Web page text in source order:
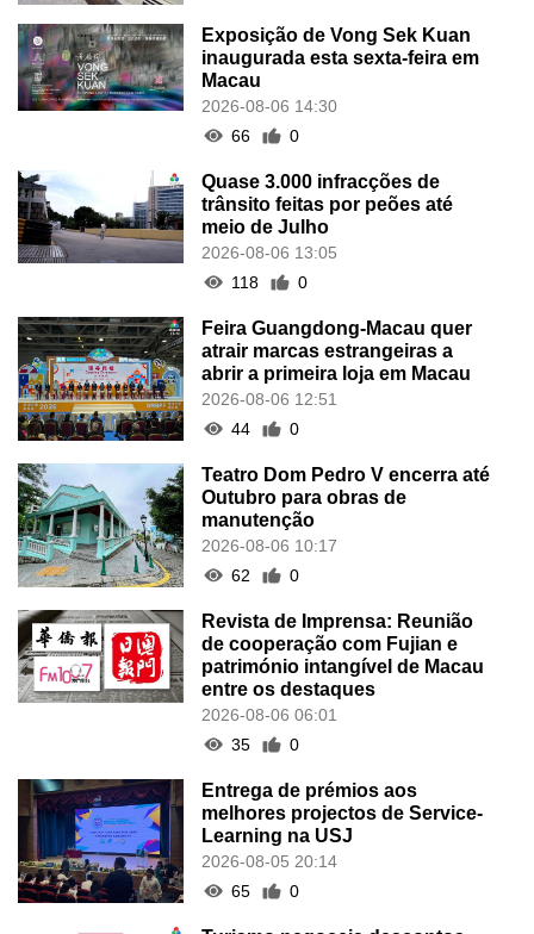
Exposição de Vong Sek Kuan
inaugurada esta sexta-feira em
Macau
2026-08-06 14:30
66
0
Quase 3.000 infracções de
trânsito feitas por peões até
meio de Julho
2026-08-06 13:05
118
0
Feira Guangdong-Macau quer
atrair marcas estrangeiras a
abrir a primeira loja em Macau
2026-08-06 12:51
44
0
Teatro Dom Pedro V encerra até
Outubro para obras de
manutenção
2026-08-06 10:17
62
0
Revista de Imprensa: Reunião
de cooperação com Fujian e
património intangível de Macau
entre os destaques
2026-08-06 06:01
35
0
Entrega de prémios aos
melhores projectos de Service-
Learning na USJ
2026-08-05 20:14
65
0